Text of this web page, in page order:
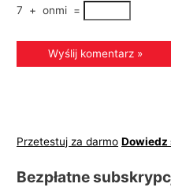
7 + onmi =
Przetestuj za darmo Dowiedz
Bezpłatne